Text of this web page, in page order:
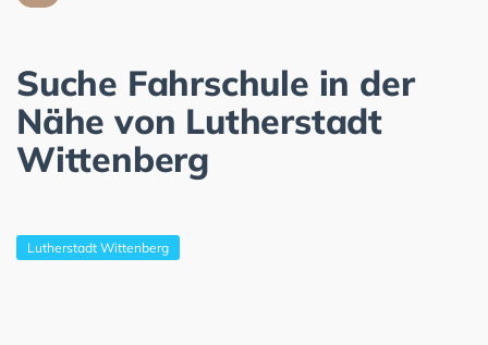
Suche Fahrschule in der
Nähe von Lutherstadt
Wittenberg
Lutherstadt Wittenberg